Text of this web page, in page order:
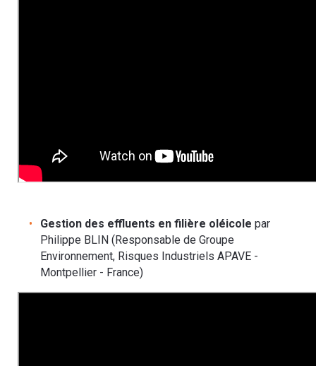
Gestion des effluents en filière oléicole par
Philippe BLIN (Responsable de Groupe
Environnement, Risques Industriels APAVE -
Montpellier - France)